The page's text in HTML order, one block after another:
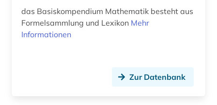
physics (1)
physik (14)
das Basiskompendium Mathematik besteht aus
Formelsammlung und Lexikon Mehr
Informationen
Zur Datenbank